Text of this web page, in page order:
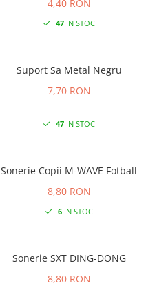
4,40 RON
47IN STOC
Suport Sa Metal Negru
7,70 RON
47IN STOC
Sonerie Copii M-WAVE Fotball
8,80 RON
6IN STOC
Sonerie SXT DING-DONG
8,80 RON